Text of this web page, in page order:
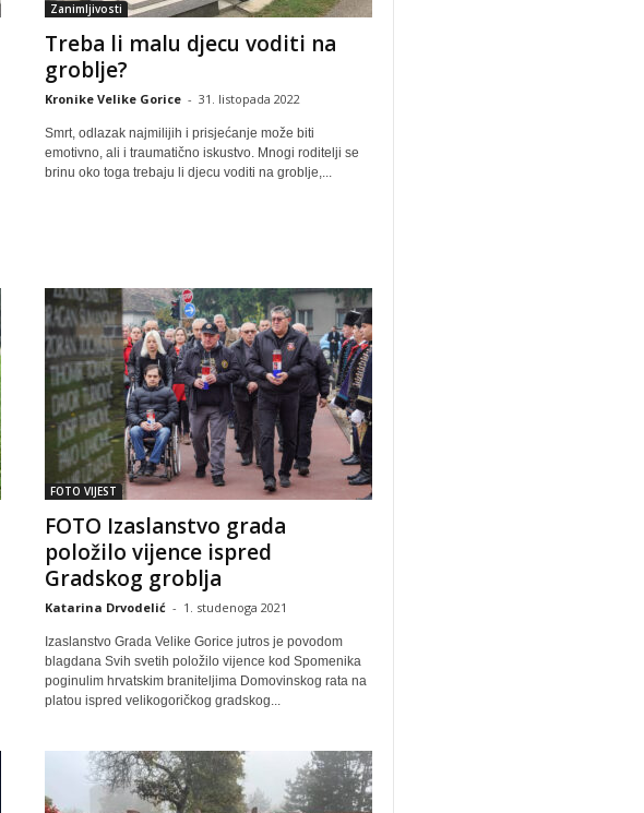
Zanimljivosti
Treba li malu djecu voditi na
groblje?
Kronike Velike Gorice - 31. listopada 2022
Smrt, odlazak najmilijih i prisjećanje može biti
emotivno, ali i traumatično iskustvo. Mnogi roditelji se
brinu oko toga trebaju li djecu voditi na groblje,...
FOTO VIJEST
FOTO Izaslanstvo grada
položilo vijence ispred
Gradskog groblja
Katarina Drvodelić - 1. studenoga 2021
Izaslanstvo Grada Velike Gorice jutros je povodom
blagdana Svih svetih položilo vijence kod Spomenika
poginulim hrvatskim braniteljima Domovinskog rata na
platou ispred velikogoričkog gradskog...